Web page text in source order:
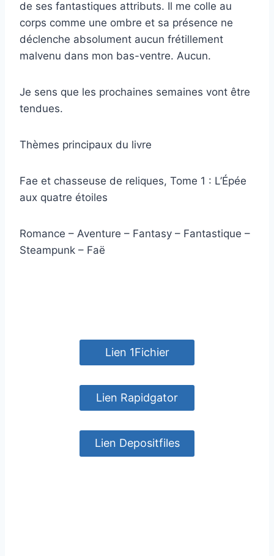
de ses fantastiques attributs. Il me colle au
corps comme une ombre et sa présence ne
déclenche absolument aucun frétillement
malvenu dans mon bas-ventre. Aucun.
Je sens que les prochaines semaines vont être
tendues.
Thèmes principaux du livre
Fae et chasseuse de reliques, Tome 1 : L’Épée
aux quatre étoiles
Romance – Aventure – Fantasy – Fantastique –
Steampunk – Faë
Lien 1Fichier
Lien Rapidgator
Lien Depositfiles